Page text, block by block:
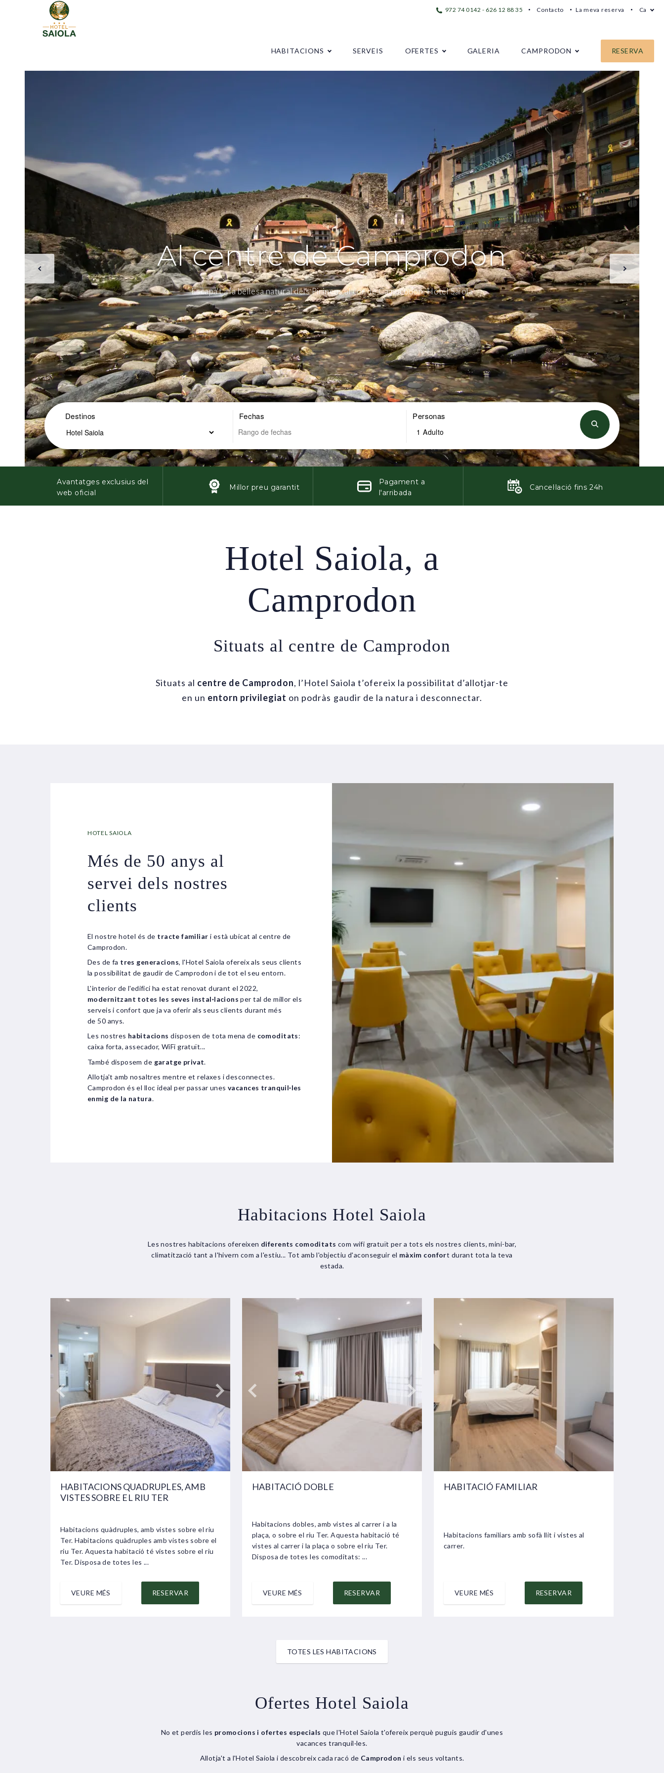
972 74 0142 - 626 12 88 35 Contacto La meva reserva Ca
HABITACIONS SERVEIS OFERTES GALERIA CAMPRODON RESERVA
Al centre de Camprodon
Escapa't a la bellesa natural dels Pirineus al cor de Camprodon: Hotel Saiola
Destinos Fechas Personas
1 Adulto
Avantatges exclusius del
web oficial
Millor preu garantit
Pagament a
l'arribada
Cancel·lació fins 24h
Hotel Saiola, a
Camprodon
Situats al centre de Camprodon
Situats al centre de Camprodon, l’Hotel Saiola t’ofereix la possibilitat d’allotjar-te
en un entorn privilegiat on podràs gaudir de la natura i desconnectar.
HOTEL SAIOLA
Més de 50 anys al
servei dels nostres
clients
El nostre hotel és de tracte familiar i està ubicat al centre de
Camprodon.
Des de fa tres generacions, l'Hotel Saiola ofereix als seus clients
la possibilitat de gaudir de Camprodon i de tot el seu entorn.
L'interior de l'edifici ha estat renovat durant el 2022,
modernitzant totes les seves instal·lacions per tal de millor els
serveis i confort que ja va oferir als seus clients durant més
de 50 anys.
Les nostres habitacionsdisposen de tota mena de comoditats:
caixa forta, assecador, WiFi gratuït...
També disposem de garatge privat.
Allotja't amb nosaltres mentre et relaxes i desconnectes.
Camprodon és el lloc ideal per passar unesvacances tranquil·les
enmig de la natura.
Habitacions Hotel Saiola
Les nostres habitacions ofereixen diferents comoditats com wifi gratuït per a tots els nostres clients, mini-bar,
climatització tant a l'hivern com a l'estiu... Tot amb l'objectiu d'aconseguir el màxim confort durant tota la teva
estada.
HABITACIONS QUADRUPLES, AMB
VISTES SOBRE EL RIU TER
Habitacions quàdruples, amb vistes sobre el riu
Ter. Habitacions quàdruples amb vistes sobre el
riu Ter. Aquesta habitació té vistes sobre el riu
Ter. Disposa de totes les ...
VEURE MÉS RESERVAR
HABITACIÓ DOBLE
Habitacions dobles, amb vistes al carrer i a la
plaça, o sobre el riu Ter. Aquesta habitació té
vistes al carrer i la plaça o sobre el riu Ter.
Disposa de totes les comoditats: ...
VEURE MÉS RESERVAR
HABITACIÓ FAMILIAR
Habitacions familiars amb sofà llit i vistes al
carrer.
VEURE MÉS RESERVAR
TOTES LES HABITACIONS
Ofertes Hotel Saiola
No et perdis les promocions i ofertes especials que l'Hotel Saiola t'ofereix perquè puguis gaudir d'unes
vacances tranquil·les.
Allotja't a l'Hotel Saiola i descobreix cada racó de Camprodoni els seus voltants.